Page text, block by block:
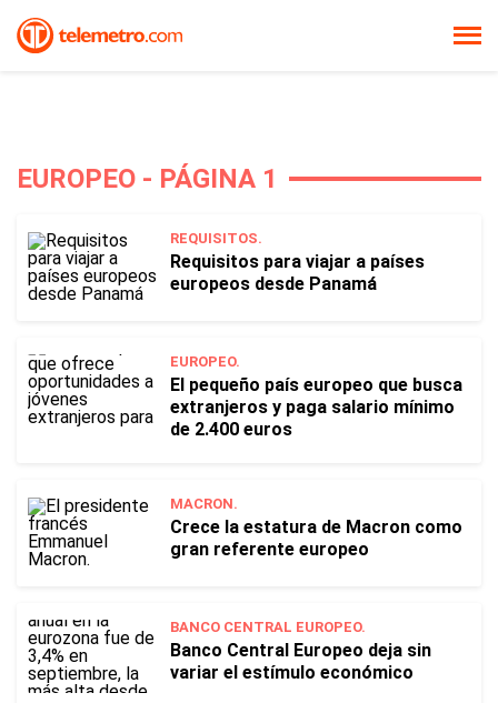
EUROPEO - PÁGINA 1
REQUISITOS.
Requisitos para viajar a países
europeos desde Panamá
EUROPEO.
El pequeño país europeo que busca
extranjeros y paga salario mínimo
de 2.400 euros
MACRON.
Crece la estatura de Macron como
gran referente europeo
BANCO CENTRAL EUROPEO.
Banco Central Europeo deja sin
variar el estímulo económico